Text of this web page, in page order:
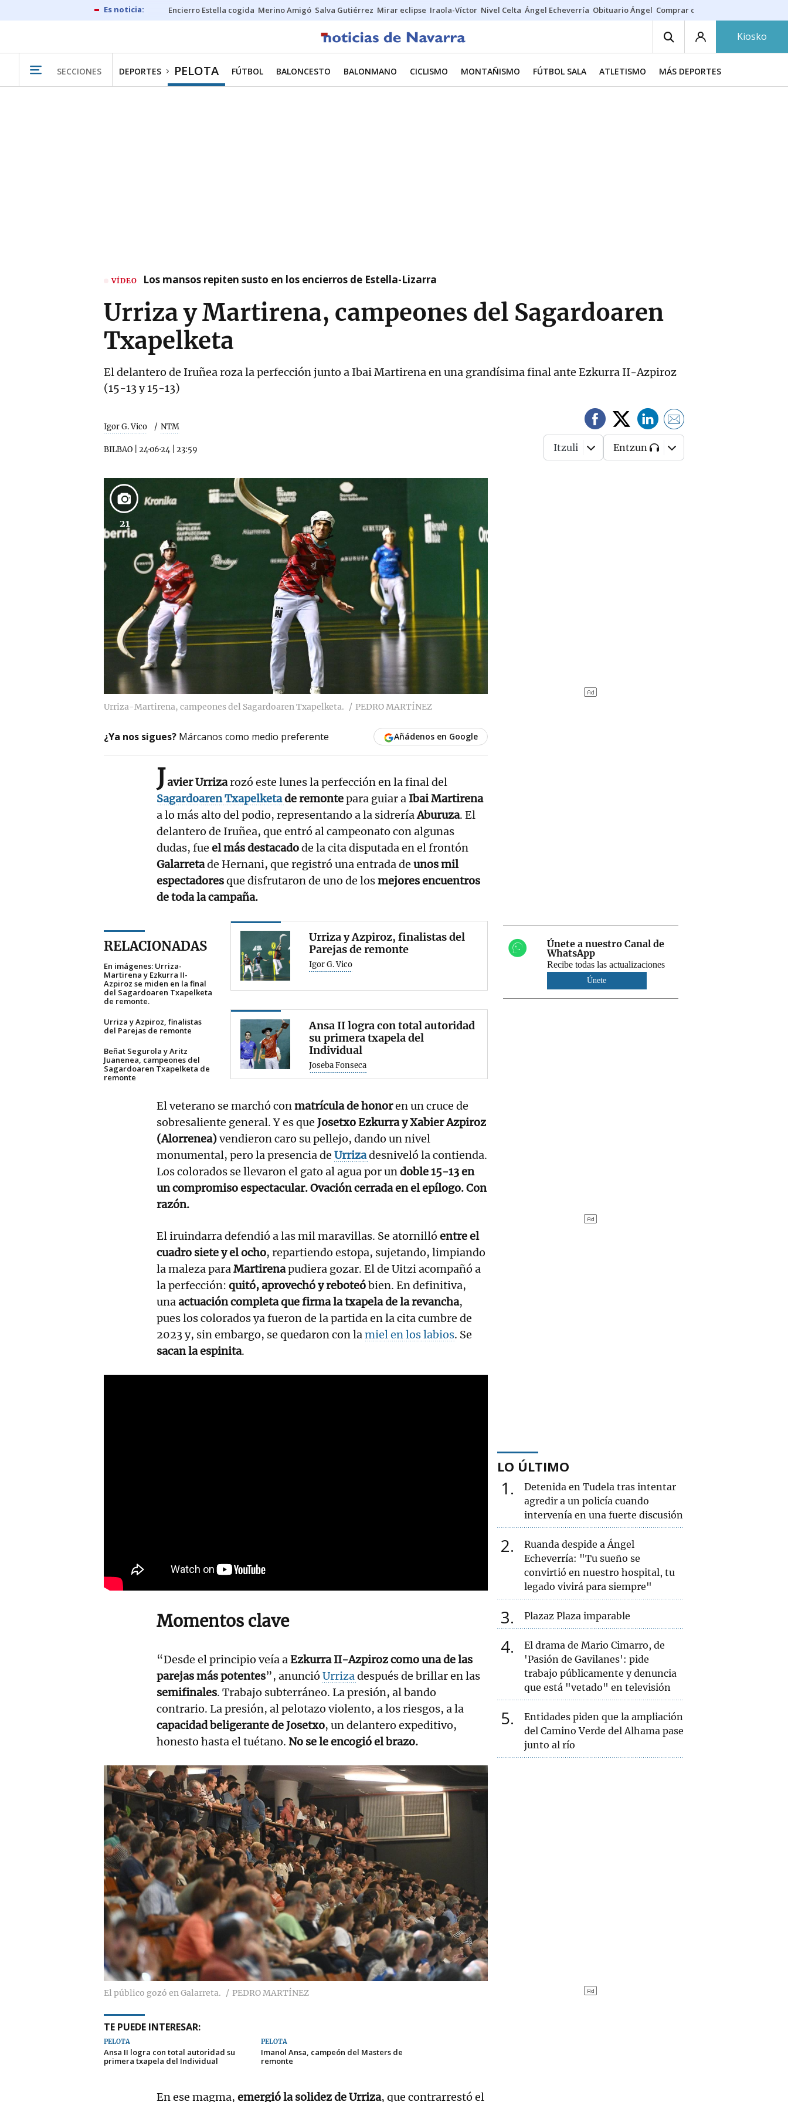
Encierro Estella cogida Merino Amigó Salva Gutiérrez Mirar eclipse Iraola-Víctor Nivel Celta Ángel Echeverría Obituario Ángel Comprar casa
Kiosko
SECCIONES DEPORTES PELOTA FÚTBOL BALONCESTO BALONMANO CICLISMO MONTAÑISMO FÚTBOL SALA ATLETISMO MÁS DEPORTES
VÍDEO Los mansos repiten susto en los encierros de Estella-Lizarra
Urriza y Martirena, campeones del Sagardoaren
Txapelketa
El delantero de Iruñea roza la perfección junto a Ibai Martirena en una grandísima final ante Ezkurra II-Azpiroz
(15-13 y 15-13)
Igor G. Vico NTM
BILBAO 24·06·24 23:59 Itzuli Entzun
21
Urriza-Martirena, campeones del Sagardoaren Txapelketa. PEDRO MARTÍNEZ
¿Ya nos sigues? Márcanos como medio preferente Añádenos en Google
Javier Urrizarozó este lunes la perfección en la final del
Sagardoaren Txapelketade remontepara guiar a Ibai Martirena
a lo más alto del podio, representando a la sidreríaAburuza. El
delantero de Iruñea, que entró al campeonato con algunas
dudas, fue el más destacadode la cita disputada en el frontón
Galarretade Hernani, que registró una entrada de unos mil
espectadoresque disfrutaron de uno de losmejores encuentros
de toda la campaña.
RELACIONADAS
En imágenes: Urriza-
Martirena y Ezkurra II-
Azpiroz se miden en la final
del Sagardoaren Txapelketa
de remonte.
Urriza y Azpiroz, finalistas
del Parejas de remonte
Beñat Segurola y Aritz
Juanenea, campeones del
Sagardoaren Txapelketa de
remonte
Urriza y Azpiroz, finalistas del
Parejas de remonte
Igor G. Vico
Ansa II logra con total autoridad
su primera txapela del
Individual
Joseba Fonseca
El veterano se marchó conmatrícula de honoren un cruce de
sobresaliente general. Y es que Josetxo Ezkurra y Xabier Azpiroz
(Alorrenea)vendieron caro su pellejo, dando un nivel
monumental, pero la presencia de Urrizadesniveló la contienda.
Los colorados se llevaron el gato al agua por undoble 15-13 en
un compromiso espectacular. Ovación cerrada en el epílogo. Con
razón.
El iruindarra defendió a las mil maravillas. Se atornilló entre el
cuadro siete y el ocho, repartiendo estopa, sujetando, limpiando
la maleza paraMartirenapudiera gozar. El de Uitzi acompañó a
la perfección: quitó, aprovechó y reboteóbien. En definitiva,
unaactuación completa que firma la txapela de la revancha,
pues los colorados ya fueron de la partida en la cita cumbre de
2023 y, sin embargo, se quedaron con lamiel en los labios. Se
sacan la espinita.
Momentos clave
“Desde el principio veía aEzkurra II-Azpiroz como una de las
parejas más potentes”, anunció Urrizadespués de brillar en las
semifinales. Trabajo subterráneo. La presión, al bando
contrario. La presión, al pelotazo violento, a los riesgos, a la
capacidad beligerante de Josetxo, un delantero expeditivo,
honesto hasta el tuétano. No se le encogió el brazo.
El público gozó en Galarreta. PEDRO MARTÍNEZ
TE PUEDE INTERESAR:
PELOTA
Ansa II logra con total autoridad su
primera txapela del Individual
PELOTA
Imanol Ansa, campeón del Masters de
remonte
En ese magma, emergió la solidez de Urriza, que contrarrestó el
Únete a nuestro Canal de
WhatsApp
Recibe todas las actualizaciones
Únete
LO ÚLTIMO
1
Detenida en Tudela tras intentar
agredir a un policía cuando
intervenía en una fuerte discusión
2
Ruanda despide a Ángel
Echeverría: "Tu sueño se
convirtió en nuestro hospital, tu
legado vivirá para siempre"
3 Plazaz Plaza imparable
4
El drama de Mario Cimarro, de
'Pasión de Gavilanes': pide
trabajo públicamente y denuncia
que está "vetado" en televisión
5
Entidades piden que la ampliación
del Camino Verde del Alhama pase
junto al río